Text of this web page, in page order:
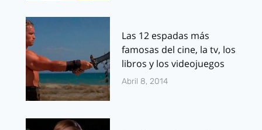
Las 12 espadas más
famosas del cine, la tv, los
libros y los videojuegos
Abril 8, 2014